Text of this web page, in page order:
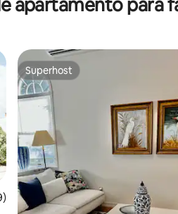
apartamento para
avaliação média de 5, 69
Superhost
Superhost